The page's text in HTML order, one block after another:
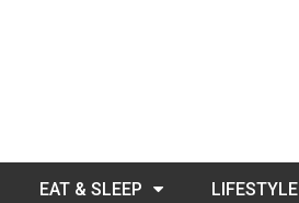
EAT & SLEEP LIFESTYLE